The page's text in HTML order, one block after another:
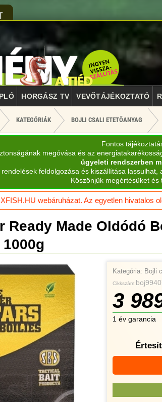
HORGÁSZ TV VEVŐTÁJÉKOZTATÓ
KATEGÓRIÁK BOJLI CSALI ETETŐANYAG
Fontos
megóvása és az
ügyeleti rendszerben
feldolgozása és kiszállítása
Köszönjük megértésüket és
webáruházat. Az egyetlen hivatalos
Ready Made Oldódó
Kategória: Bojli
Cikkszám:
3
1 év garancia